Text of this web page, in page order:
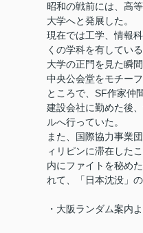
昭和の戦前には、高
大学へと発展した。
現在では工学、情報
くの学科を有している
大学の正門を見た瞬
中央公会堂をモチーフ
ところで、SF作家仲
建設会社に勤めた後
ルへ行っていた。
また、国際協力事業
ィリピンに滞在したこ
内にファイトを秘め
れて、「日本沈没」
・大阪ランダム案内